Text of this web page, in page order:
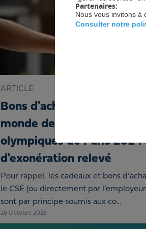
ARTICLE
Bons d'achat et cadeaux
monde de rugby 2023 et
olympiques de Paris 2024
d'exonération relevé
Pour rappel, les cadeaux et bons
le CSE (ou directement par
sont par principe soumis aux co...
26 Octobre 2023
Partenaires:
Nous vous invitons à
Consulter notre